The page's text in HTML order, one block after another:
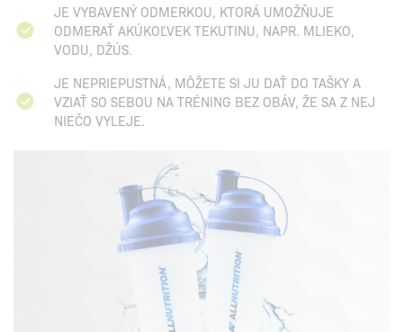
JE VYBAVENÝ ODMERKOU, KTORÁ UMOŽŇUJE
ODMERAŤ AKÚKOĽVEK TEKUTINU, NAPR. MLIEKO,
VODU, DŽÚS.
JE NEPRIEPUSTNÁ, MÔŽETE SI JU DAŤ DO TAŠKY A
VZIAŤ SO SEBOU NA TRÉNING BEZ OBÁV, ŽE SA Z NEJ
NIEČO VYLEJE.